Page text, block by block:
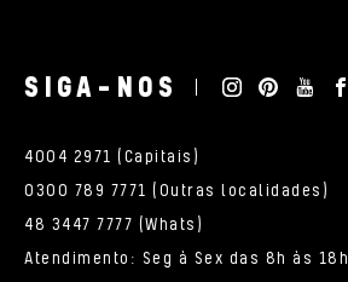
SIGA-NOS
4004 2971 (Capitais)
0300 789 7771 (Outras localidades)
48 3447 7777 (Whats)
Atendimento: Seg à Sex das 8h às 18h